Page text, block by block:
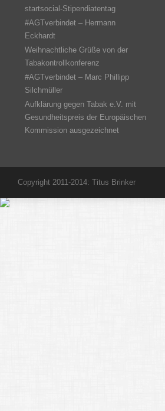
startsocial-Stipendiatentag
#AGTverbindet – Hermann
Eckhardt
Weihnachtliche Grüße von der
Tabakontrollkonferenz
#AGTverbindet – Marc Phillipp
Silchmüller
Aufklärung gegen Tabak e.V. mit
Gesundheitspreis der Europäischen
Kommission ausgezeichnet
Copyright 2011-2014: Titus Brinker